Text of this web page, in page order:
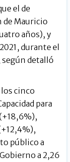
el de
de Mauricio
años), y
durante el
detalló
los cinco
para
público a
a 2,26